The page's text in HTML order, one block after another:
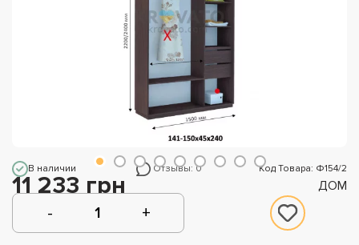
В наличии Отзывы: 0 Код Товара: Ф154/2
11 233 грн ДОМ